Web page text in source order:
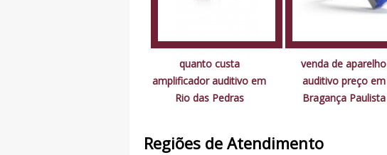
quanto custa
amplificador auditivo em
Rio das Pedras
venda de aparelho
auditivo preço em
Bragança Paulista
Regiões de Atendimento